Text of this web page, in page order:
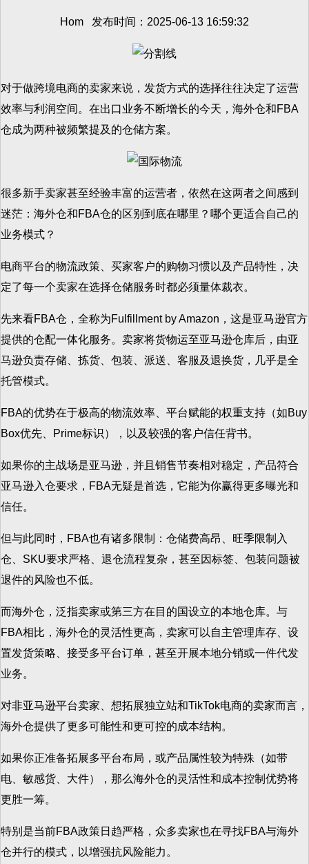
Hom 发布时间：2025-06-13 16:59:32
对于做跨境电商的卖家来说，发货方式的选择往往决定了运营
效率与利润空间。在出口业务不断增长的今天，海外仓和FBA
仓成为两种被频繁提及的仓储方案。
很多新手卖家甚至经验丰富的运营者，依然在这两者之间感到
迷茫：海外仓和FBA仓的区别到底在哪里？哪个更适合自己的
业务模式？
电商平台的物流政策、买家客户的购物习惯以及产品特性，决
定了每一个卖家在选择仓储服务时都必须量体裁衣。
先来看FBA仓，全称为Fulfillment by Amazon，这是亚马逊官方
提供的仓配一体化服务。卖家将货物运至亚马逊仓库后，由亚
马逊负责存储、拣货、包装、派送、客服及退换货，几乎是全
托管模式。
FBA的优势在于极高的物流效率、平台赋能的权重支持（如Buy
Box优先、Prime标识），以及较强的客户信任背书。
如果你的主战场是亚马逊，并且销售节奏相对稳定，产品符合
亚马逊入仓要求，FBA无疑是首选，它能为你赢得更多曝光和
信任。
但与此同时，FBA也有诸多限制：仓储费高昂、旺季限制入
仓、SKU要求严格、退仓流程复杂，甚至因标签、包装问题被
退件的风险也不低。
而海外仓，泛指卖家或第三方在目的国设立的本地仓库。与
FBA相比，海外仓的灵活性更高，卖家可以自主管理库存、设
置发货策略、接受多平台订单，甚至开展本地分销或一件代发
业务。
对非亚马逊平台卖家、想拓展独立站和TikTok电商的卖家而言，
海外仓提供了更多可能性和更可控的成本结构。
如果你正准备拓展多平台布局，或产品属性较为特殊（如带
电、敏感货、大件），那么海外仓的灵活性和成本控制优势将
更胜一筹。
特别是当前FBA政策日趋严格，众多卖家也在寻找FBA与海外
仓并行的模式，以增强抗风险能力。